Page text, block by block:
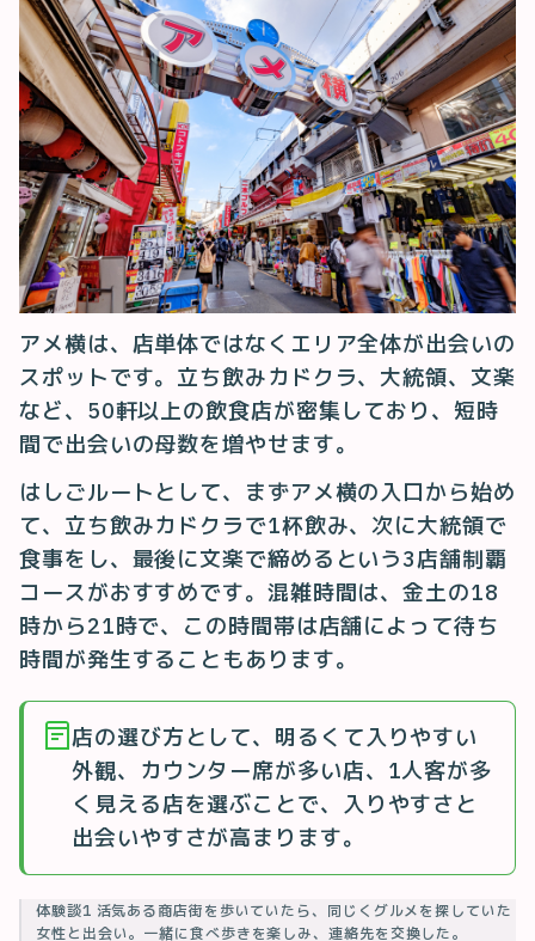
アメ横は、店単体ではなくエリア全体が出会いの
スポットです。立ち飲みカドクラ、大統領、文楽
など、50軒以上の飲食店が密集しており、短時
間で出会いの母数を増やせます。
はしごルートとして、まずアメ横の入口から始め
て、立ち飲みカドクラで1杯飲み、次に大統領で
食事をし、最後に文楽で締めるという3店舗制覇
コースがおすすめです。混雑時間は、金土の18
時から21時で、この時間帯は店舗によって待ち
時間が発生することもあります。
店の選び方として、明るくて入りやすい
外観、カウンター席が多い店、1人客が多
く見える店を選ぶことで、入りやすさと
出会いやすさが高まります。
体験談1 活気ある商店街を歩いていたら、同じくグルメを探していた
女性と出会い。一緒に食べ歩きを楽しみ、連絡先を交換した。